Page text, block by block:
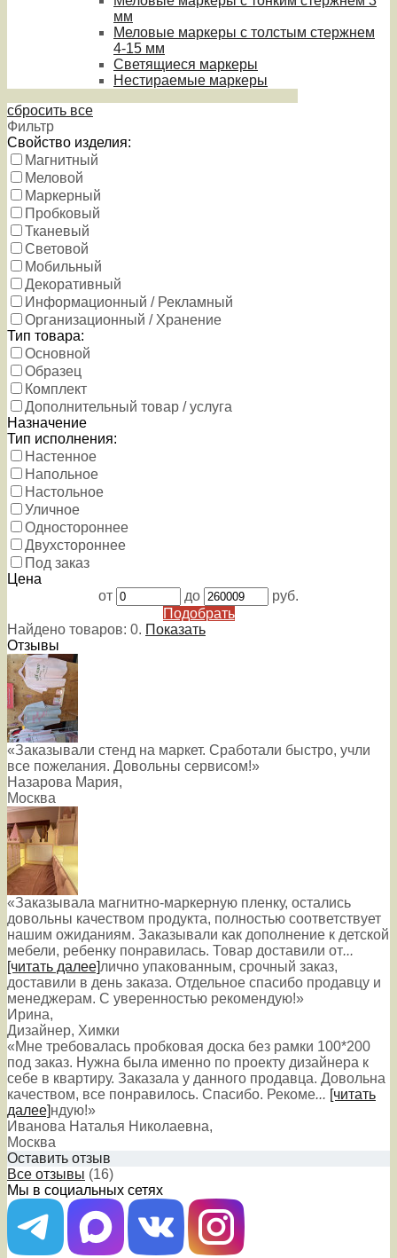
мм
Меловые маркеры с толстым стержнем
4-15 мм
Светящиеся маркеры
Нестираемые маркеры
сбросить все
Фильтр
Свойство изделия:
Магнитный
Меловой
Маркерный
Пробковый
Тканевый
Световой
Мобильный
Декоративный
Информационный / Рекламный
Организационный / Хранение
Тип товара:
Основной
Образец
Комплект
Дополнительный товар / услуга
Назначение
Тип исполнения:
Настенное
Напольное
Настольное
Уличное
Одностороннее
Двухстороннее
Под заказ
Цена
от
до
руб.
Подобрать
Найдено товаров: 0. Показать
Отзывы
«Заказывали стенд на маркет. Сработали быстро, учли
все пожелания. Довольны сервисом!»
Назарова Мария,
Москва
«Заказывала магнитно-маркерную пленку, остались
довольны качеством продукта, полностью соответствует
нашим ожиданиям. Заказывали как дополнение к детской
мебели, ребенку понравилась. Товар доставили от...
[читать далее]лично упакованным, срочный заказ,
доставили в день заказа. Отдельное спасибо продавцу и
менеджерам. С уверенностью рекомендую!»
Ирина,
Дизайнер, Химки
«Мне требовалась пробковая доска без рамки 100*200
под заказ. Нужна была именно по проекту дизайнера к
себе в квартиру. Заказала у данного продавца. Довольна
качеством, все понравилось. Спасибо. Рекоме... [читать
далее]ндую!»
Иванова Наталья Николаевна,
Москва
Оставить отзыв
Все отзывы (16)
Мы в социальных сетях